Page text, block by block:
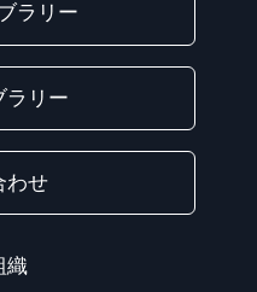
ラリー
ラリー
わせ
織